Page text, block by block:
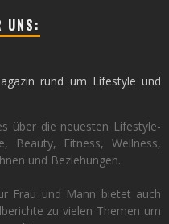
UNS:
rund um Lifestyle und
über die neuesten Lifestyle-
Beauty, Fitness, Wellness,
und Beziehungen.
Frau und Mann bietet auch
zu vielen Themen um